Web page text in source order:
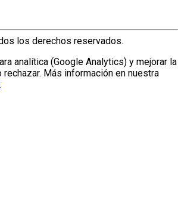
los derechos reservados.
analítica (Google Analytics) y mejorar la
Más información en nuestra
.